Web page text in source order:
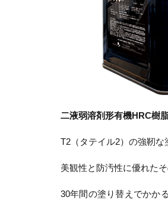
二液弱溶剤形有機HRC樹
T2（タテイル2）の強靭な
美観性と防汚性に優れた
30年間の塗り替えでかか